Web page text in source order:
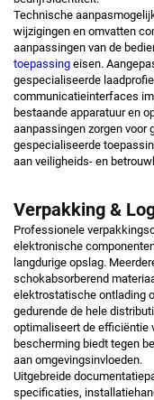
Technische
wijzigingen en omvatten
aanpassingen van de
toepassing eisen.
gespecialiseerde
communicatieinterfaces
bestaande apparatuur en
aanpassingen zorgen voor
gespecialiseerde
aan veiligheids- en
Verpakking &
Professionele
elektronische
langdurige opslag.
schokabsorberend
elektrostatische ontlading
gedurende de hele
optimaliseert de efficiëntie
bescherming biedt tegen
aan omgevingsinvloeden.
Uitgebreide
specificaties,